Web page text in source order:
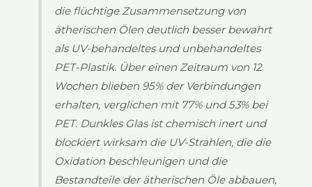
die flüchtige Zusammensetzung von
ätherischen Ölen deutlich besser bewahrt
als UV-behandeltes und unbehandeltes
PET-Plastik. Über einen Zeitraum von 12
Wochen blieben 95% der Verbindungen
erhalten, verglichen mit 77% und 53% bei
PET. Dunkles Glas ist chemisch inert und
blockiert wirksam die UV-Strahlen, die die
Oxidation beschleunigen und die
Bestandteile der ätherischen Öle abbauen,